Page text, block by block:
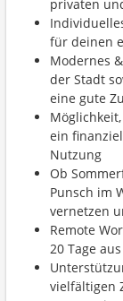
privaten
für deinen
Modernes
der Stadt
eine gute
ein
Nutzung
Ob
Punsch im
vernetzen
Remote
20 Tage
vielfältigen